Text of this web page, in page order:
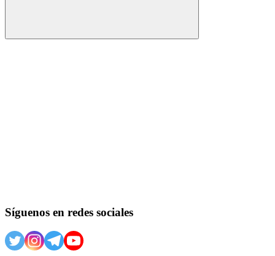
Buscar
Síguenos en redes sociales